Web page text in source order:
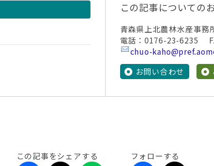
この記事についての
青森県上北農林水産事務
電話：0176-23-6235
chuo-
お問い合わせ
この記事をシェアする フォローする